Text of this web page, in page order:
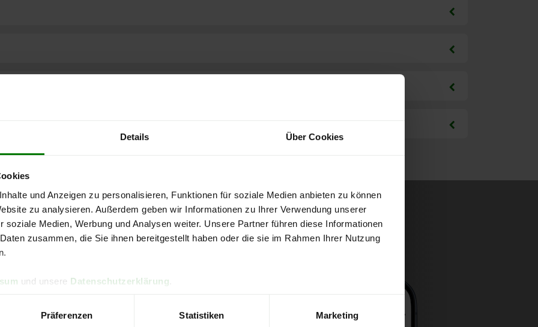
Details Über Cookies
und Anzeigen zu personalisieren, Funktionen für soziale Medien anbieten zu können
zu analysieren. Außerdem geben wir Informationen zu Ihrer Verwendung unserer
soziale Medien, Werbung und Analysen weiter. Unsere Partner führen diese Informationen
zusammen, die Sie ihnen bereitgestellt haben oder die sie im Rahmen Ihrer Nutzung
und unsere Datenschutzerklärung
Präferenzen Statistiken Marketing
kostenlose
direkt online bestellen
aktuellen Stand